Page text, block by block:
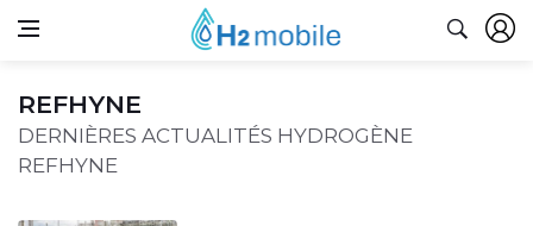
REFHYNE
DERNIÈRES ACTUALITÉS HYDROGÈNE
REFHYNE